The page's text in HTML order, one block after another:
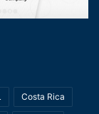
Costa Rica